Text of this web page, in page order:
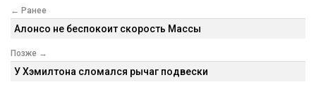
← Ранее
Алонсо не беспокоит скорость Массы
Позже →
У Хэмилтона сломался рычаг подвески